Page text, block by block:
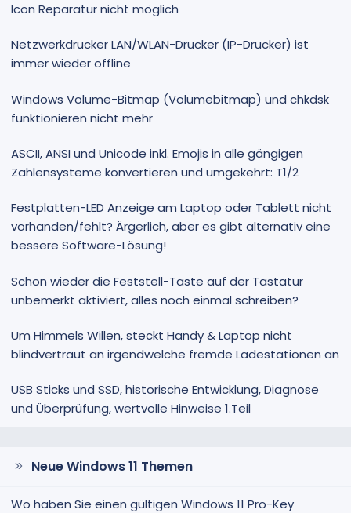
Icon Reparatur nicht möglich
Netzwerkdrucker LAN/WLAN-Drucker (IP-Drucker) ist
immer wieder offline
Windows Volume-Bitmap (Volumebitmap) und chkdsk
funktionieren nicht mehr
ASCII, ANSI und Unicode inkl. Emojis in alle gängigen
Zahlensysteme konvertieren und umgekehrt: T1/2
Festplatten-LED Anzeige am Laptop oder Tablett nicht
vorhanden/fehlt? Ärgerlich, aber es gibt alternativ eine
bessere Software-Lösung!
Schon wieder die Feststell-Taste auf der Tastatur
unbemerkt aktiviert, alles noch einmal schreiben?
Um Himmels Willen, steckt Handy & Laptop nicht
blindvertraut an irgendwelche fremde Ladestationen an
USB Sticks und SSD, historische Entwicklung, Diagnose
und Überprüfung, wertvolle Hinweise 1.Teil
Neue Windows 11 Themen
Wo haben Sie einen gültigen Windows 11 Pro-Key